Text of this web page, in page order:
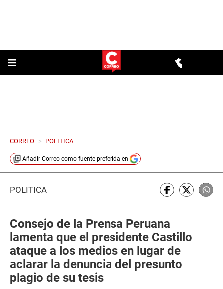
CORREO > POLITICA
Añadir Correo como fuente preferida en
POLÍTICA
Consejo de la Prensa Peruana
lamenta que el presidente Castillo
ataque a los medios en lugar de
aclarar la denuncia del presunto
plagio de su tesis